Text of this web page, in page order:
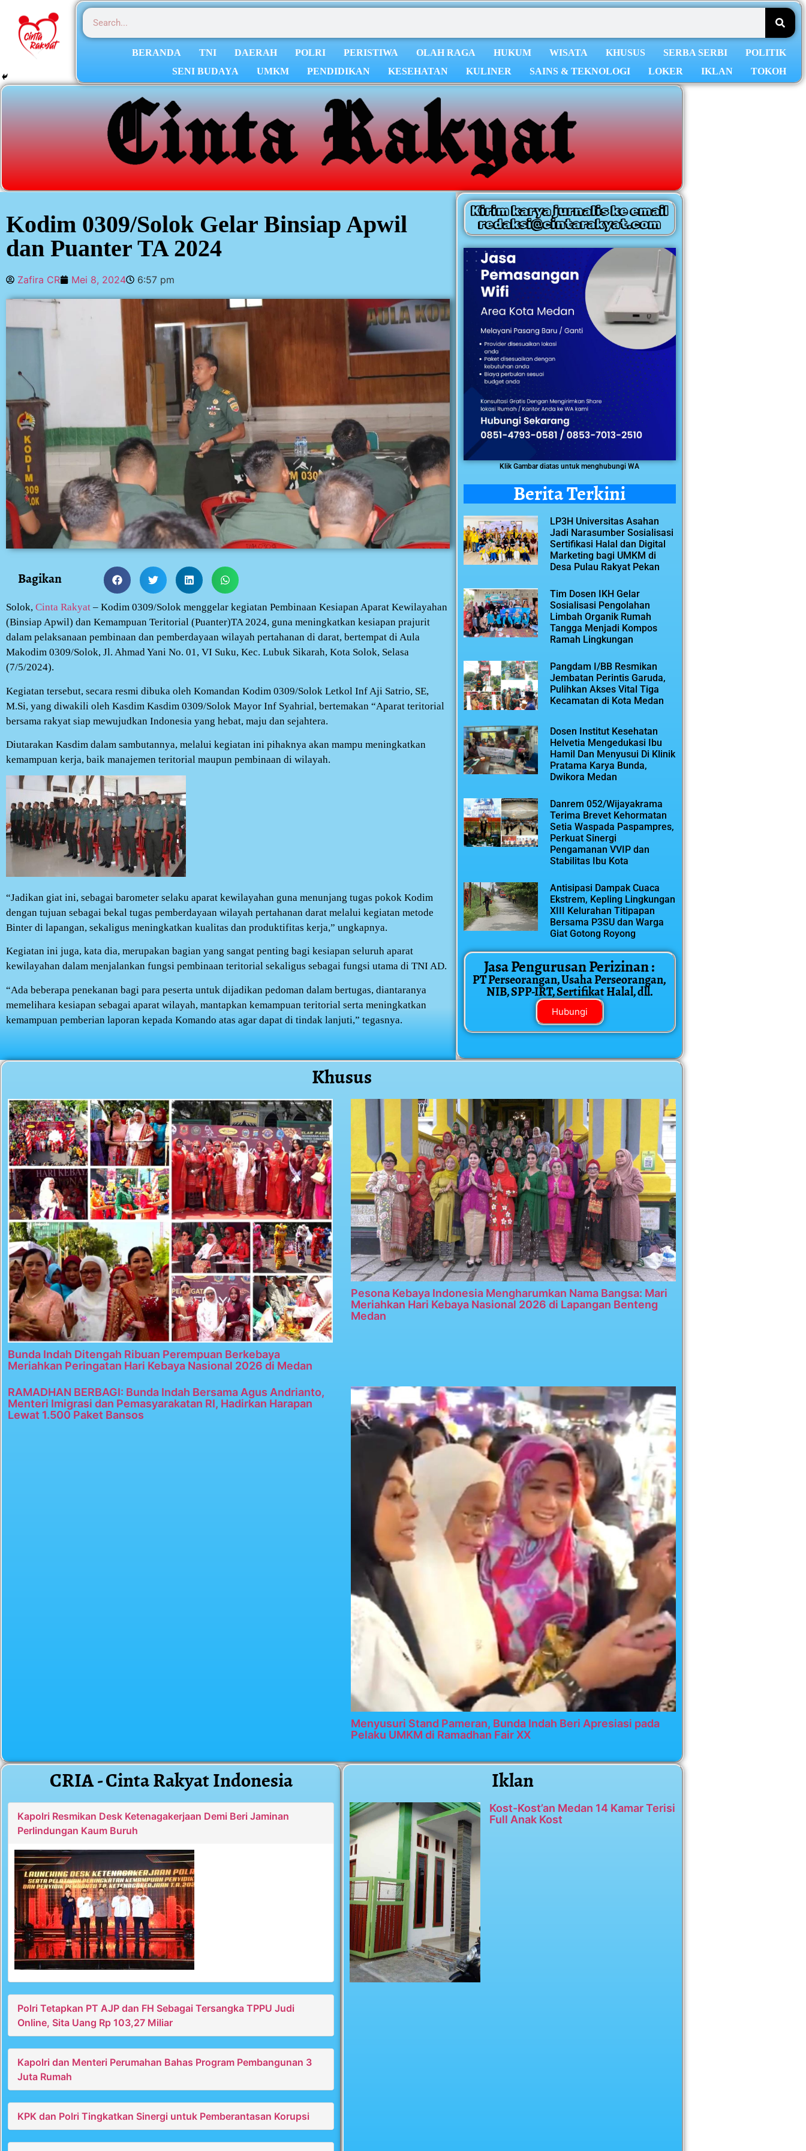
BERANDA TNI DAERAH POLRI PERISTIWA OLAH RAGA HUKUM WISATA KHUSUS SERBA SERBI
POLITIK
SENI BUDAYA
UMKM PENDIDIKAN KESEHATAN KULINER SAINS & TEKNOLOGI LOKER IKLAN TOKOH
Kodim 0309/Solok Gelar Binsiap Apwil
dan Puanter TA 2024
Zafira CR Mei 8, 2024 6:57 pm
Bagikan
Solok, Cinta Rakyat – Kodim 0309/Solok menggelar kegiatan Pembinaan Kesiapan Aparat Kewilayahan
(Binsiap Apwil) dan Kemampuan Teritorial (Puanter)TA 2024, guna meningkatkan kesiapan prajurit
dalam pelaksanaan pembinaan dan pemberdayaan wilayah pertahanan di darat, bertempat di Aula
Makodim 0309/Solok, Jl. Ahmad Yani No. 01, VI Suku, Kec. Lubuk Sikarah, Kota Solok, Selasa
(7/5/2024).
Kegiatan tersebut, secara resmi dibuka oleh Komandan Kodim 0309/Solok Letkol Inf Aji Satrio, SE,
M.Si, yang diwakili oleh Kasdim Kasdim 0309/Solok Mayor Inf Syahrial, bertemakan “Aparat teritorial
bersama rakyat siap mewujudkan Indonesia yang hebat, maju dan sejahtera.
Diutarakan Kasdim dalam sambutannya, melalui kegiatan ini pihaknya akan mampu meningkatkan
kemampuan kerja, baik manajemen teritorial maupun pembinaan di wilayah.
“Jadikan giat ini, sebagai barometer selaku aparat kewilayahan guna menunjang tugas pokok Kodim
dengan tujuan sebagai bekal tugas pemberdayaan wilayah pertahanan darat melalui kegiatan metode
Binter di lapangan, sekaligus meningkatkan kualitas dan produktifitas kerja,” ungkapnya.
Kegiatan ini juga, kata dia, merupakan bagian yang sangat penting bagi kesiapan seluruh aparat
kewilayahan dalam menjalankan fungsi pembinaan teritorial sekaligus sebagai fungsi utama di TNI AD.
“Ada beberapa penekanan bagi para peserta untuk dijadikan pedoman dalam bertugas, diantaranya
memelihara kesiapan sebagai aparat wilayah, mantapkan kemampuan teritorial serta meningkatkan
kemampuan pemberian laporan kepada Komando atas agar dapat di tindak lanjuti,” tegasnya.
Kirim karya jurnalis ke email
redaksi@cintarakyat.com
Klik Gambar diatas untuk menghubungi WA
Berita Terkini
LP3H Universitas Asahan
Jadi Narasumber Sosialisasi
Sertifikasi Halal dan Digital
Marketing bagi UMKM di
Desa Pulau Rakyat Pekan
Tim Dosen IKH Gelar
Sosialisasi Pengolahan
Limbah Organik Rumah
Tangga Menjadi Kompos
Ramah Lingkungan
Pangdam I/BB Resmikan
Jembatan Perintis Garuda,
Pulihkan Akses Vital Tiga
Kecamatan di Kota Medan
Dosen Institut Kesehatan
Helvetia Mengedukasi Ibu
Hamil Dan Menyusui Di Klinik
Pratama Karya Bunda,
Dwikora Medan
Danrem 052/Wijayakrama
Terima Brevet Kehormatan
Setia Waspada Paspampres,
Perkuat Sinergi
Pengamanan VVIP dan
Stabilitas Ibu Kota
Antisipasi Dampak Cuaca
Ekstrem, Kepling Lingkungan
XIII Kelurahan Titipapan
Bersama P3SU dan Warga
Giat Gotong Royong
Jasa Pengurusan Perizinan :
PT Perseorangan, Usaha Perseorangan,
NIB, SPP-IRT, Sertifikat Halal, dll.
Hubungi
Khusus
Bunda Indah Ditengah Ribuan Perempuan Berkebaya
Meriahkan Peringatan Hari Kebaya Nasional 2026 di Medan
Pesona Kebaya Indonesia Mengharumkan Nama Bangsa: Mari
Meriahkan Hari Kebaya Nasional 2026 di Lapangan Benteng
Medan
RAMADHAN BERBAGI: Bunda Indah Bersama Agus Andrianto,
Menteri Imigrasi dan Pemasyarakatan RI, Hadirkan Harapan
Lewat 1.500 Paket Bansos
Menyusuri Stand Pameran, Bunda Indah Beri Apresiasi pada
Pelaku UMKM di Ramadhan Fair XX
CRIA - Cinta Rakyat Indonesia
Kapolri Resmikan Desk Ketenagakerjaan Demi Beri Jaminan
Perlindungan Kaum Buruh
Polri Tetapkan PT AJP dan FH Sebagai Tersangka TPPU Judi
Online, Sita Uang Rp 103,27 Miliar
Kapolri dan Menteri Perumahan Bahas Program Pembangunan 3
Juta Rumah
KPK dan Polri Tingkatkan Sinergi untuk Pemberantasan Korupsi
Iklan
Kost-Kost’an Medan 14 Kamar Terisi
Full Anak Kost